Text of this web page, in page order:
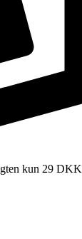
kun 29 DKK